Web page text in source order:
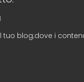
blog;dove i